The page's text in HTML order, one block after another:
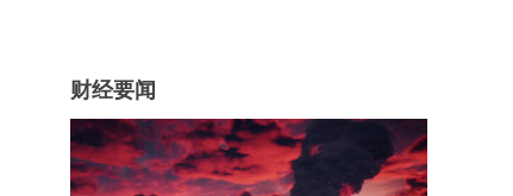
财经要闻